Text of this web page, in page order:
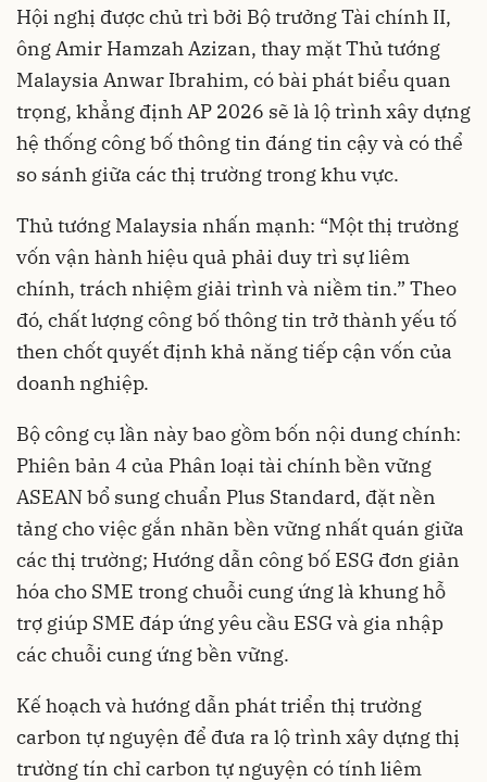
Hội nghị được chủ trì bởi Bộ trưởng Tài chính II,
ông Amir Hamzah Azizan, thay mặt Thủ tướng
Malaysia Anwar Ibrahim, có bài phát biểu quan
trọng, khẳng định AP 2026 sẽ là lộ trình xây dựng
hệ thống công bố thông tin đáng tin cậy và có thể
so sánh giữa các thị trường trong khu vực.
Thủ tướng Malaysia nhấn mạnh: “Một thị trường
vốn vận hành hiệu quả phải duy trì sự liêm
chính, trách nhiệm giải trình và niềm tin.” Theo
đó, chất lượng công bố thông tin trở thành yếu tố
then chốt quyết định khả năng tiếp cận vốn của
doanh nghiệp.
Bộ công cụ lần này bao gồm bốn nội dung chính:
Phiên bản 4 của Phân loại tài chính bền vững
ASEAN bổ sung chuẩn Plus Standard, đặt nền
tảng cho việc gắn nhãn bền vững nhất quán giữa
các thị trường; Hướng dẫn công bố ESG đơn giản
hóa cho SME trong chuỗi cung ứng là khung hỗ
trợ giúp SME đáp ứng yêu cầu ESG và gia nhập
các chuỗi cung ứng bền vững.
Kế hoạch và hướng dẫn phát triển thị trường
carbon tự nguyện để đưa ra lộ trình xây dựng thị
trường tín chỉ carbon tự nguyện có tính liêm